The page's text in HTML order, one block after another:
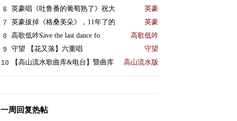
6 英豪唱《吐鲁番的葡萄熟了》祝大 英豪
7 英豪拔掉《格桑美朵》，11年了的 英豪
8 高歌低吟Save the last dance fo 高歌低吟
9 守望 【花又落】六重唱 守望
10 【高山流水歌曲库&电台】暨曲库 高山流水版
一周回复热帖